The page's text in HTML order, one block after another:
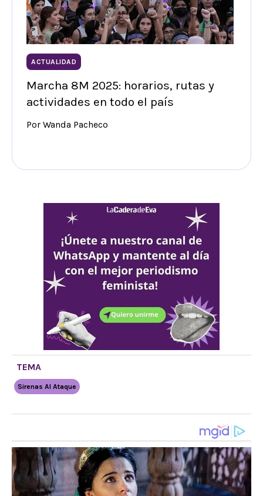
ACTUALIDAD
Marcha 8M 2025: horarios, rutas y
actividades en todo el país
Por Wanda Pacheco
TEMA
Sirenas Al Ataque